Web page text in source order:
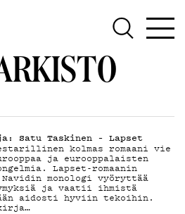
Satu Taskinen – Lapset
kolmas romaani vie
ja eurooppalaisten
Lapset-romaanin
monologi vyöryttää
ja vaatii ihmistä
aidosti hyviin tekoihin.